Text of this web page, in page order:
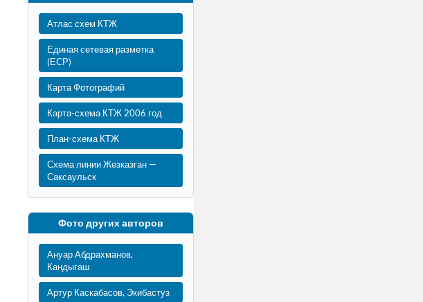
Атлас схем КТЖ
Единая сетевая разметка
(ЕСР)
Карта Фотографий
Карта-схема КТЖ 2006 год
План-схема КТЖ
Схема линии Жезказган —
Саксаульск
Фото других авторов
Ануар Абдрахманов,
Кандыгаш
Артур Каскабасов, Экибастуз